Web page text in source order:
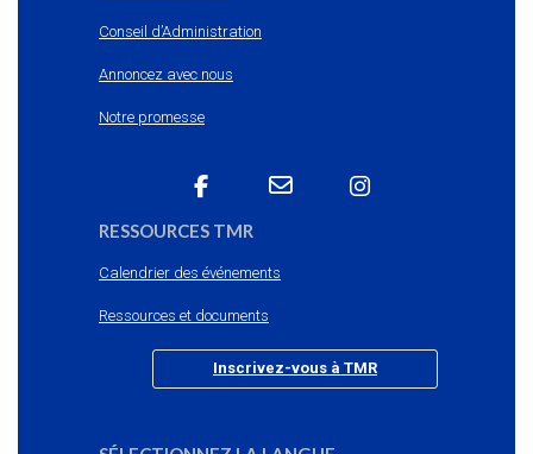
Conseil d’Administration
Annoncez avec nous
Notre promesse
RESSOURCES TMR
Calendrier des événements
Ressources et documents
Inscrivez-vous à TMR